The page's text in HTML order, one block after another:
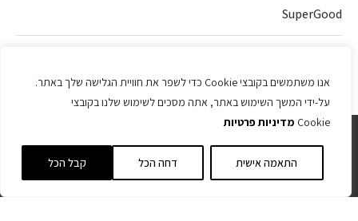
אנו משתמשים בקובצי Cookie כדי לשפר את חוויית הגלישה שלך באתר.
על-ידי המשך השימוש באתר, אתה מסכים לשימוש שלנו בקובצי
Cookie מדיניות פרטיות
התאמה אישית דחה הכל קבל הכל
SuperGood